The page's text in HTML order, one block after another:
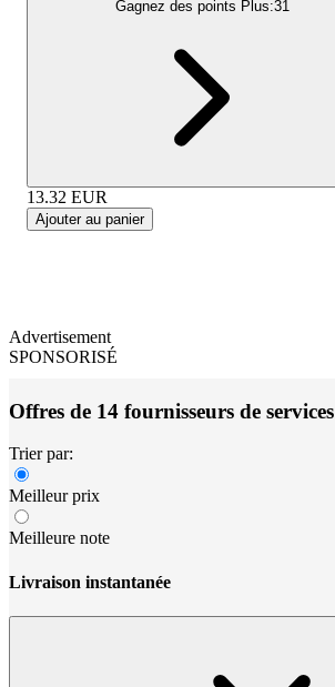
Gagnez des points Plus:31
13.32 EUR
Ajouter au panier
Advertisement
SPONSORISÉ
Offres de 14 fournisseurs de services
Trier par:
Meilleur prix
Meilleure note
Livraison instantanée